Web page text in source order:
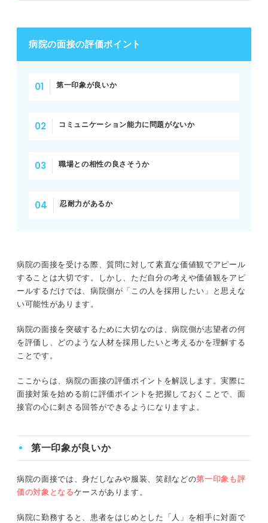
病院の面接の評価ポイント
第一印象が良いか
コミュニケーション能力に問題がないか
職場との相性の良さそうか
忍耐力があるか
病院の面接を受ける際、質問に対して素直な価値観でアピール
することは大切です。しかし、ただ自分の考えや価値観をアピ
ールするだけでは、病院側が「この人を採用したい」と思えな
い可能性があります。
病院の面接を突破するために大切なのは、病院側が志望者の何
を評価し、どのような人材を採用したいと考えるかを理解する
ことです。
ここからは、病院の面接の評価ポイントを解説します。実際に
面接対策を始める前に評価ポイントを把握しておくことで、面
接官の心に刺さる回答ができるようになりますよ。
第一印象が良いか
病院の面接では、身だしなみや服装、笑顔などの第一印象も評
価の対象となるケースがあります。
病院に勤務すると、患者をはじめとした「人」を相手に対面で